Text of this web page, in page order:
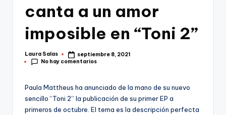
canta a un amor
imposible en “Toni 2”
Publicado
por
Laura Salas
septiembre 8, 2021
No hay comentarios
Paula Mattheus ha anunciado de la mano de su nuevo
sencillo “Toni 2” la publicación de su primer EP a
primeros de octubre. El tema es la descripción perfecta